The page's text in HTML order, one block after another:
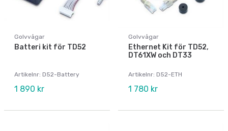
Golvvågar
Batteri kit för TD52
Artikelnr: D52-Battery
1 890 kr
Golvvågar
Ethernet Kit för TD52,
DT61XW och DT33
Artikelnr: D52-ETH
1 780 kr